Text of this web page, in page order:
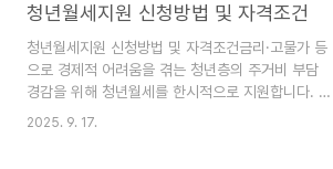
청년월세지원 신청방법 및 자격조건
청년월세지원 신청방법 및 자격조건금리·고물가 등
으로 경제적 어려움을 겪는 청년층의 주거비 부담
경감을 위해 청년월세를 한시적으로 지원합니다. 청
년월세지원 신청방법 및 자격조건목차1. 지원대상2.
2025. 9. 17.